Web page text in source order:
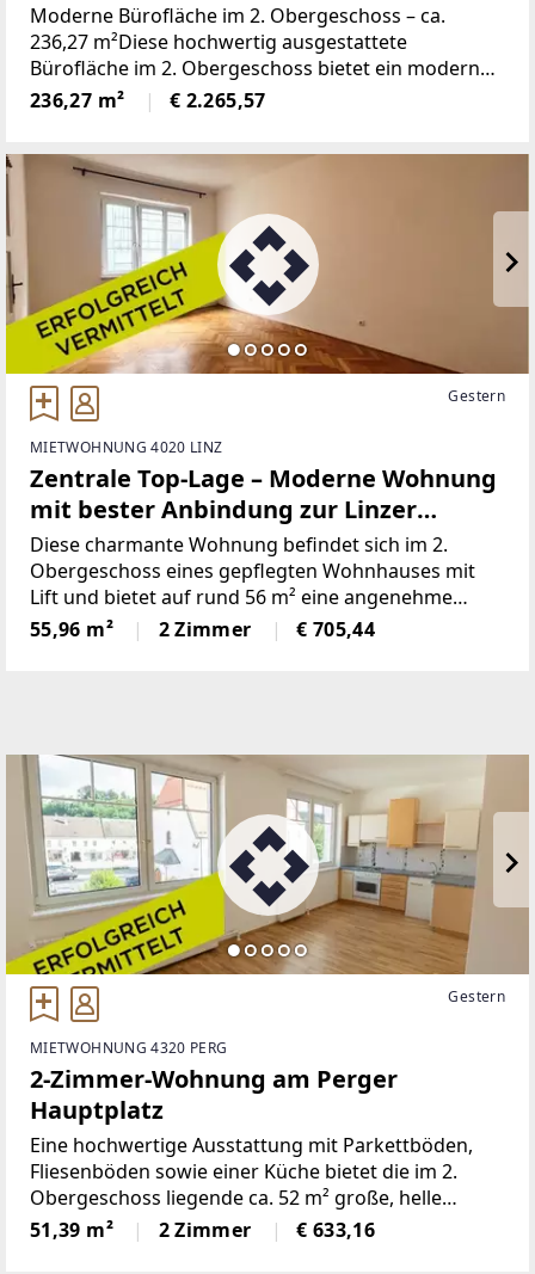
Moderne Bürofläche im 2. Obergeschoss – ca.
236,27 m²Diese hochwertig ausgestattete
Bürofläche im 2. Obergeschoss bietet ein modernes,
professionelles Arbeitsumfeld mit flexibler
Raumgestaltung, zeitgemäßer technischer
236,27 m² € 2.265,57
Gestern
MIETWOHNUNG 4020 LINZ
Zentrale Top-Lage – Moderne Wohnung
mit bester Anbindung zur Linzer
Landstraße
Diese charmante Wohnung befindet sich im 2.
Obergeschoss eines gepflegten Wohnhauses mit
Lift und bietet auf rund 56 m² eine angenehme
Raumaufteilung mit viel Potenzial. Beim Betreten
der Wohnung gelangt man in einen einladenden
55,96 m² 2 Zimmer € 705,44
Gestern
MIETWOHNUNG 4320 PERG
2-Zimmer-Wohnung am Perger
Hauptplatz
Eine hochwertige Ausstattung mit Parkettböden,
Fliesenböden sowie einer Küche bietet die im 2.
Obergeschoss liegende ca. 52 m² große, helle
Wohnung. Das Badezimmer ist sehr geräumig: mit
Dusche und Waschmaschinenanschluss.Vom Wohn-
51,39 m² 2 Zimmer € 633,16